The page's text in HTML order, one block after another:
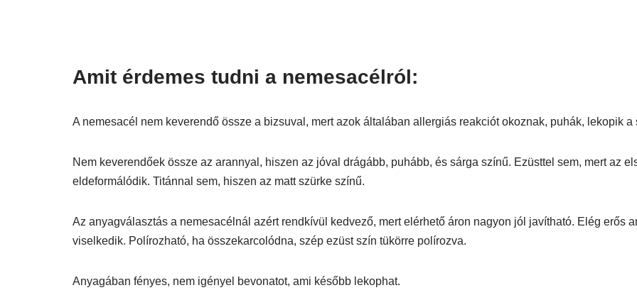
Amit érdemes tudni a nemesacélról:
A nemesacél nem keverendő össze a bizsuval, mert azok általában allergiás reakciót okoznak, puhák, lekopik
Nem keverendőek össze az arannyal, hiszen az jóval drágább, puhább, és sárga színű. Ezüsttel sem, mert az
eldeformálódik. Titánnal sem, hiszen az matt szürke színű.
Az anyagválasztás a nemesacélnál azért rendkívül kedvező, mert elérhető áron nagyon jól javítható. Elég erős
viselkedik. Polírozható, ha összekarcolódna, szép ezüst szín tükörre polírozva.
Anyagában fényes, nem igényel bevonatot, ami később lekophat.